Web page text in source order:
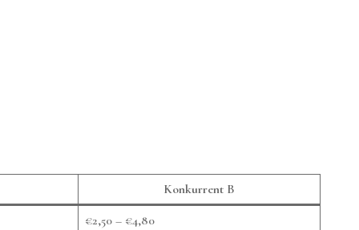
Konkurrent B
€2,50 – €4,80